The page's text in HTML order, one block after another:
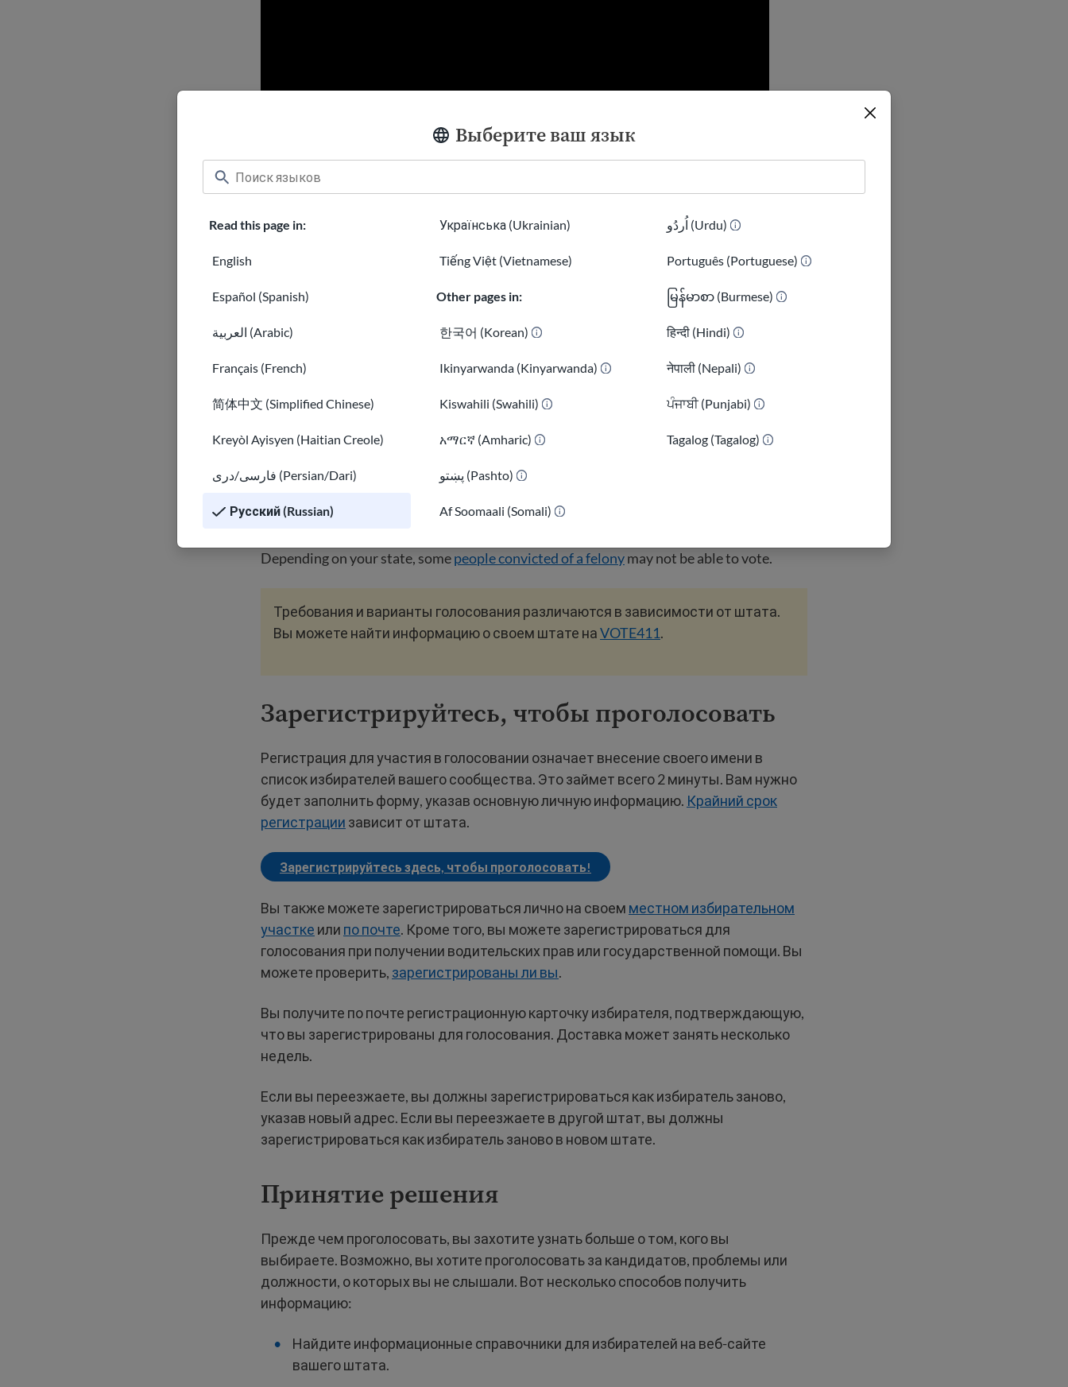
Выберите ваш язык
Read this page in:
English
Español (Spanish)
العربية (Arabic)
Français (French)
简体中文 (Simplified Chinese)
Kreyòl Ayisyen (Haitian Creole)
فارسی/دری (Persian/Dari)
Русский (Russian)
Українська (Ukrainian)
Tiếng Việt (Vietnamese)
Other pages in:
한국어 (Korean)
Ikinyarwanda (Kinyarwanda)
Kiswahili (Swahili)
አማርኛ (Amharic)
پښتو (Pashto)
Af Soomaali (Somali)
اُردُو (Urdu)
Português (Portuguese)
မြန်မာစာ (Burmese)
हिन्दी (Hindi)
नेपाली (Nepali)
ਪੰਜਾਬੀ (Punjabi)
Tagalog (Tagalog)
Кто может голосовать
гражданином США
и достичь18-летнеговозраста. Вы также должны быть
Дакота). Узнайте больше о правилах на уровне штатов
Обязательно проверьте это перед регистрацией. Люди, которые лгут, чтобы
последствиями, включая арест и даже депортацию.
Depending on your state, somepeople convicted of a felonymay not be able to vote.
Требования и варианты голосования различаются в зависимости от штата.
Вы можете найти информацию о своем штате наVOTE411.
Зарегистрируйтесь, чтобы проголосовать
Регистрация для участия в голосовании означает внесение своего имени в
список избирателей вашего сообщества. Это займет всего 2 минуты. Вам нужно
будет заполнить форму, указав основную личную информацию. Крайний срок
регистрации зависит от штата.
Зарегистрируйтесь здесь, чтобы проголосовать!
Вы также можете зарегистрироваться лично на своем местном избирательном
участке или по почте. Кроме того, вы можете зарегистрироваться для
голосования при получении водительских прав или государственной помощи. Вы
можете проверить, зарегистрированы ли вы.
Вы получите по почте регистрационную карточку избирателя, подтверждающую,
что вы зарегистрированы для голосования. Доставка может занять несколько
недель.
Если вы переезжаете, вы должны зарегистрироваться как избиратель заново,
указав новый адрес. Если вы переезжаете в другой штат, вы должны
зарегистрироваться как избиратель заново в новом штате.
Принятие решения
Прежде чем проголосовать, вы захотите узнать больше о том, кого вы
выбираете. Возможно, вы хотите проголосовать за кандидатов, проблемы или
должности, о которых вы не слышали. Вот несколько способов получить
информацию:
Найдите информационные справочники для избирателей на веб-сайте
вашего штата.